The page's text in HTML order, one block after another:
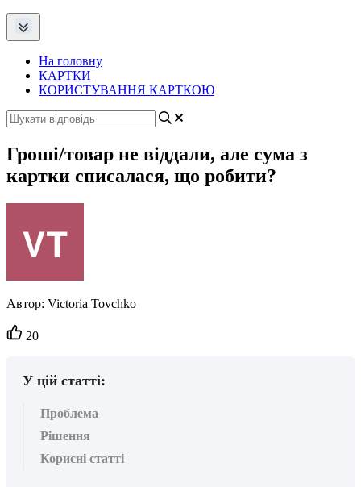
На головну
КАРТКИ
КОРИСТУВАННЯ КАРТКОЮ
Гроші/товар не віддали, але сума з
картки списалася, що робити?
Автор: Victoria Tovchko
Кількість
вподобайок:
20
У цій статті:
Проблема
Рішення
Корисні статті